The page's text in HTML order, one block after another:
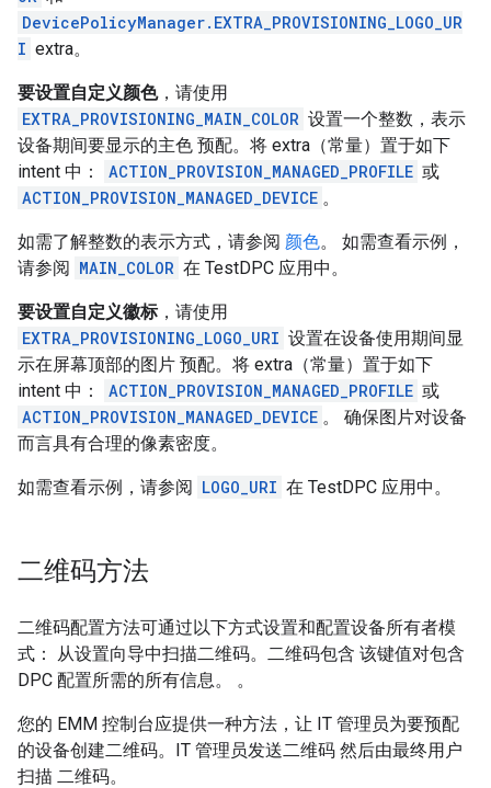
DevicePolicyManager.EXTRA_PROVISIONING_LOGO_UR
I extra。
要设置自定义颜色，请使用
EXTRA_PROVISIONING_MAIN_COLOR 设置一个整数，表示
设备期间要显示的主色 预配。将 extra（常量）置于如下
intent 中：
ACTION_PROVISION_MANAGED_PROFILE 或
ACTION_PROVISION_MANAGED_DEVICE 。
如需了解整数的表示方式，请参阅 颜色。 如需查看示例，
请参阅 MAIN_COLOR 在 TestDPC 应用中。
要设置自定义徽标，请使用
EXTRA_PROVISIONING_LOGO_URI 设置在设备使用期间显
示在屏幕顶部的图片 预配。将 extra（常量）置于如下
intent 中：
ACTION_PROVISION_MANAGED_PROFILE 或
ACTION_PROVISION_MANAGED_DEVICE 。 确保图片对设备
而言具有合理的像素密度。
如需查看示例，请参阅 LOGO_URI 在 TestDPC 应用中。
二维码方法
二维码配置方法可通过以下方式设置和配置设备所有者模
式： 从设置向导中扫描二维码。二维码包含 该键值对包含
DPC 配置所需的所有信息。 。
您的 EMM 控制台应提供一种方法，让 IT 管理员为要预配
的设备创建二维码。IT 管理员发送二维码 然后由最终用户
扫描 二维码。